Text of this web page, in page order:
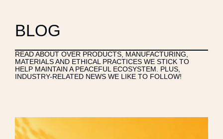
BLOG
READ ABOUT OVER PRODUCTS, MANUFACTURING,
MATERIALS AND ETHICAL PRACTICES WE STICK TO
HELP MAINTAIN A PEACEFUL ECOSYSTEM. PLUS,
INDUSTRY-RELATED NEWS WE LIKE TO FOLLOW!